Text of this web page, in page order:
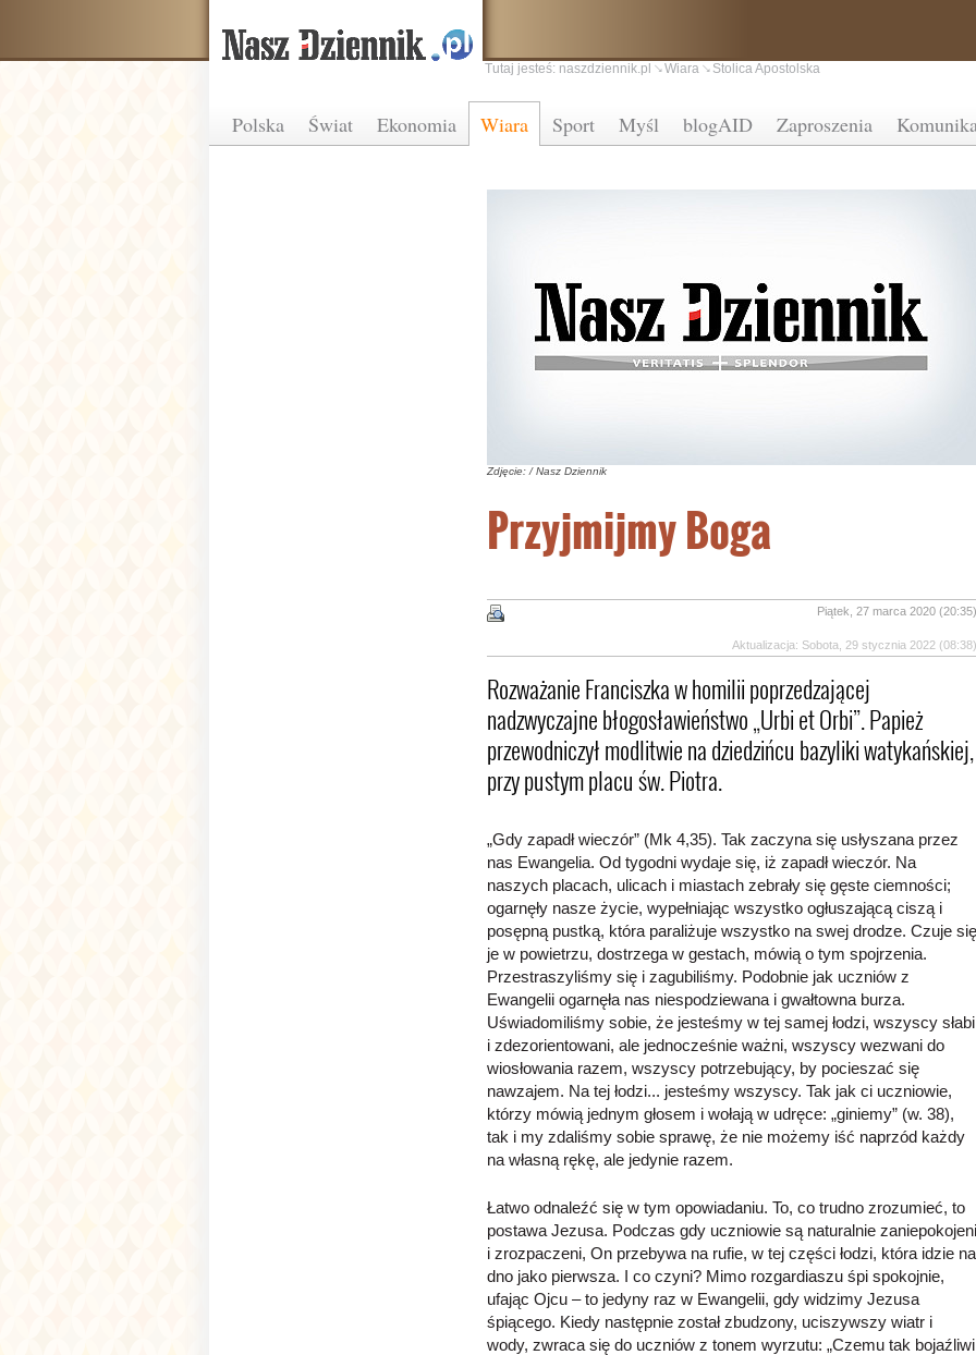
Polska Świat Ekonomia Wiara Sport Myśl blogAID Zaproszenia
Tutaj jesteś: naszdziennik.pl Wiara Stolica Apostolska
Zdjęcie: / Nasz Dziennik
Przyjmijmy Boga
Piątek, 27 marca 2020 (20:35)
Aktualizacja: Sobota, 29 stycznia 2022 (08:38)
Rozważanie Franciszka w homilii poprzedzającej
nadzwyczajne błogosławieństwo „Urbi et Orbi”. Papież
przewodniczył modlitwie na dziedzińcu bazyliki watykańskiej,
przy pustym placu św. Piotra.
„Gdy zapadł wieczór” (Mk 4,35). Tak zaczyna się usłyszana przez
nas Ewangelia. Od tygodni wydaje się, iż zapadł wieczór. Na
naszych placach, ulicach i miastach zebrały się gęste ciemności;
ogarnęły nasze życie, wypełniając wszystko ogłuszającą ciszą i
posępną pustką, która paraliżuje wszystko na swej drodze. Czuje się
je w powietrzu, dostrzega w gestach, mówią o tym spojrzenia.
Przestraszyliśmy się i zagubiliśmy. Podobnie jak uczniów z
Ewangelii ogarnęła nas niespodziewana i gwałtowna burza.
Uświadomiliśmy sobie, że jesteśmy w tej samej łodzi, wszyscy słabi
i zdezorientowani, ale jednocześnie ważni, wszyscy wezwani do
wiosłowania razem, wszyscy potrzebujący, by pocieszać się
nawzajem. Na tej łodzi... jesteśmy wszyscy. Tak jak ci uczniowie,
którzy mówią jednym głosem i wołają w udręce: „giniemy” (w. 38),
tak i my zdaliśmy sobie sprawę, że nie możemy iść naprzód każdy
na własną rękę, ale jedynie razem.
Łatwo odnaleźć się w tym opowiadaniu. To, co trudno zrozumieć, to
postawa Jezusa. Podczas gdy uczniowie są naturalnie zaniepokojeni
i zrozpaczeni, On przebywa na rufie, w tej części łodzi, która idzie na
dno jako pierwsza. I co czyni? Mimo rozgardiaszu śpi spokojnie,
ufając Ojcu – to jedyny raz w Ewangelii, gdy widzimy Jezusa
śpiącego. Kiedy następnie został zbudzony, uciszywszy wiatr i
wody, zwraca się do uczniów z tonem wyrzutu: „Czemu tak bojaźliwi